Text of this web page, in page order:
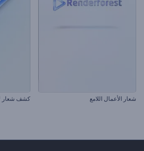
شعار الأعمال اللامع كشف شعار